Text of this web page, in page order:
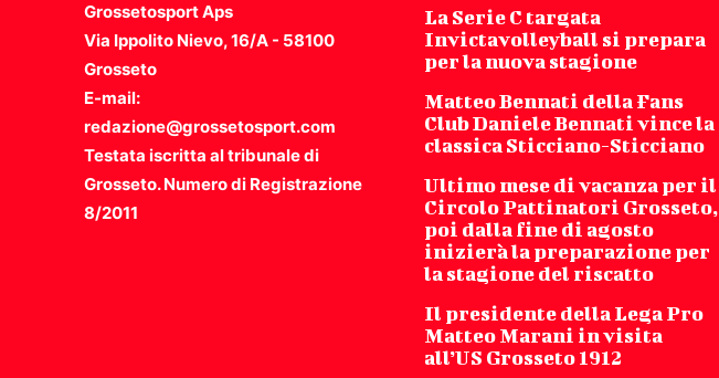
Grossetosport Aps
Via Ippolito Nievo, 16/A - 58100
Grosseto
E-mail:
redazione@grossetosport.com
Testata iscritta al tribunale di
Grosseto. Numero di Registrazione
8/2011
La Serie C targata
Invictavolleyball si prepara
per la nuova stagione
Matteo Bennati della Fans
Club Daniele Bennati vince la
classica Sticciano-Sticciano
Ultimo mese di vacanza per il
Circolo Pattinatori Grosseto,
poi dalla fine di agosto
inizierà la preparazione per
la stagione del riscatto
Il presidente della Lega Pro
Matteo Marani in visita
all’US Grosseto 1912